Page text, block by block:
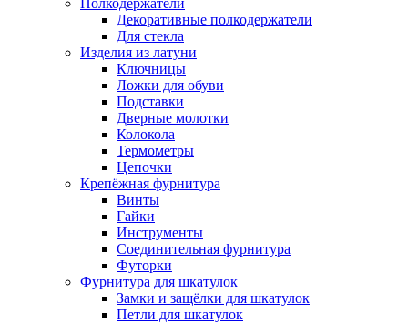
Полкодержатели
Декоративные полкодержатели
Для стекла
Изделия из латуни
Ключницы
Ложки для обуви
Подставки
Дверные молотки
Колокола
Термометры
Цепочки
Крепёжная фурнитура
Винты
Гайки
Инструменты
Соединительная фурнитура
Футорки
Фурнитура для шкатулок
Замки и защёлки для шкатулок
Петли для шкатулок